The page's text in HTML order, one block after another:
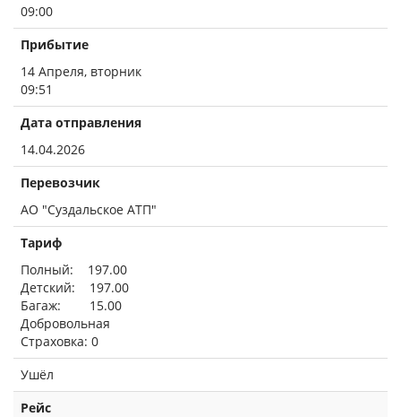
09:00
Прибытие
14 Апреля, вторник
09:51
Дата отправления
14.04.2026
Перевозчик
АО "Суздальское АТП"
Тариф
Полный: 197.00
Детский: 197.00
Багаж: 15.00
Добровольная
Страховка: 0
Ушёл
Рейс